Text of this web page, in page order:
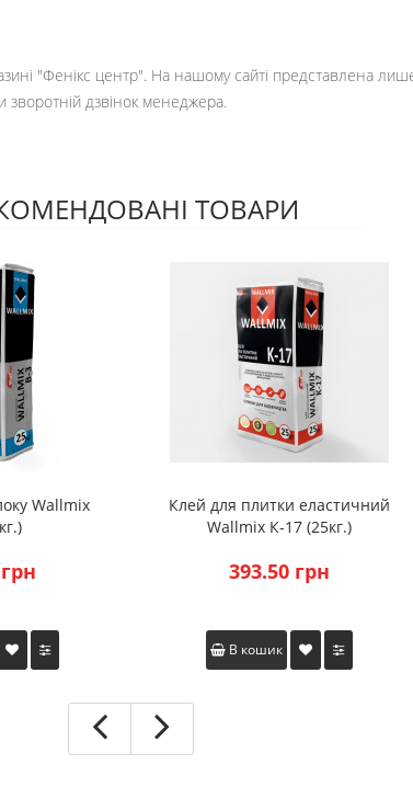
"Фенікс центр". На нашому сайті представлена
дзвінок менеджера.
ТОВАРИ
Wallmix
Клей для плитки еластичний
Wallmix К-17 (25кг.)
393.50 грн
В кошик